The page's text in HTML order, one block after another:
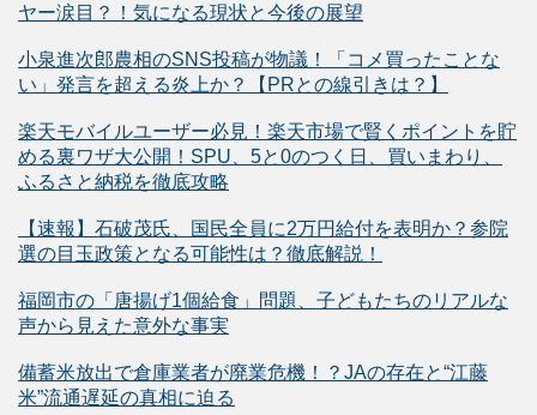
ヤー涙目？！気になる現状と今後の展望
小泉進次郎農相のSNS投稿が物議！「コメ買ったことな
い」発言を超える炎上か？【PRとの線引きは？】
楽天モバイルユーザー必見！楽天市場で賢くポイントを貯
める裏ワザ大公開！SPU、5と0のつく日、買いまわり、
ふるさと納税を徹底攻略
【速報】石破茂氏、国民全員に2万円給付を表明か？参院
選の目玉政策となる可能性は？徹底解説！
福岡市の「唐揚げ1個給食」問題、子どもたちのリアルな
声から見えた意外な事実
備蓄米放出で倉庫業者が廃業危機！？JAの存在と“江藤
米”流通遅延の真相に迫る